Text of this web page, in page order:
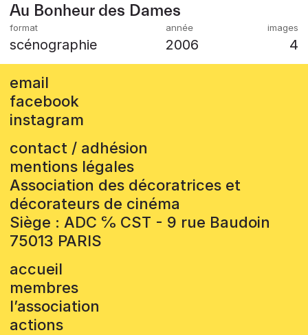
Au Bonheur des Dames
scénographie 2006 4
email
facebook
instagram
contact / adhésion
mentions légales
Association des décoratrices et
décorateurs de cinéma
Siège : ADC ℅ CST - 9 rue Baudoin
75013 PARIS
accueil
membres
l’association
actions